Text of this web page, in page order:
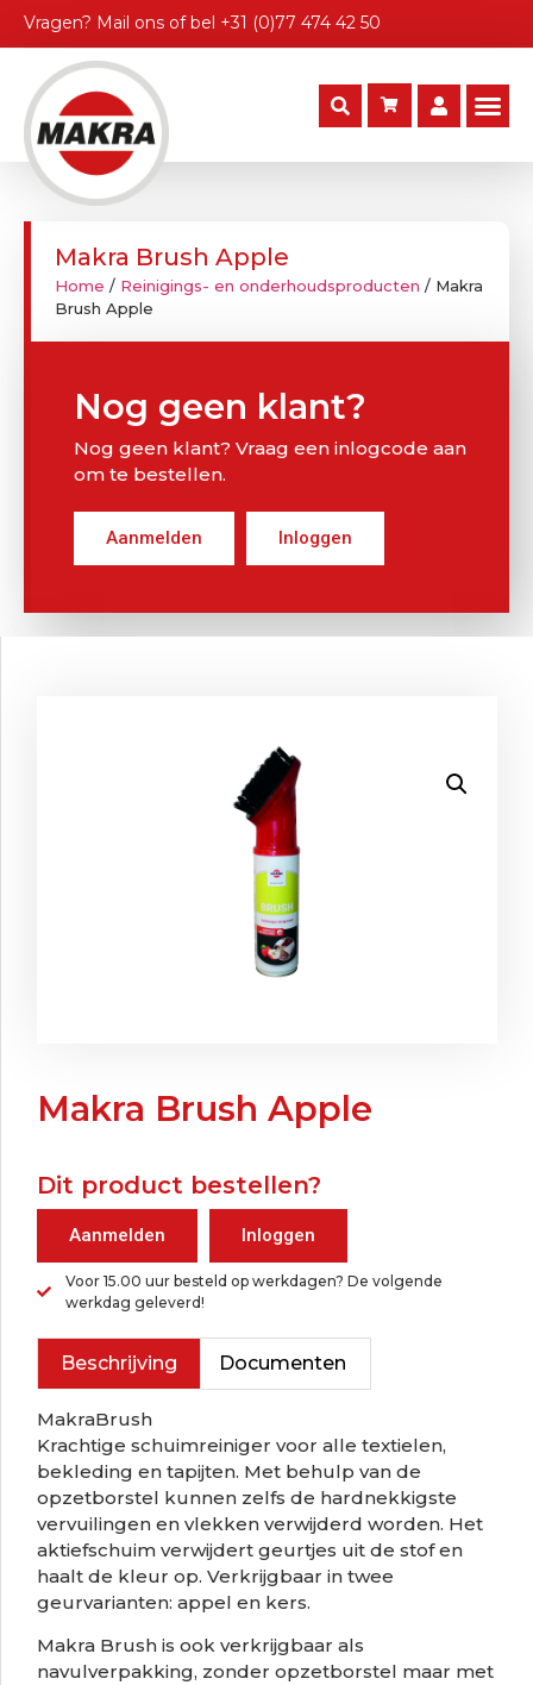
Vragen? Mail ons of bel +31 (0)77 474 42 50
Makra Brush Apple
Home / Reinigings- en onderhoudsproducten / Makra
Brush Apple
Nog geen klant?
Nog geen klant? Vraag een inlogcode aan
om te bestellen.
Aanmelden Inloggen
Makra Brush Apple
Dit product bestellen?
Aanmelden Inloggen
Voor 15.00 uur besteld op werkdagen? De volgende
werkdag geleverd!
Beschrijving Documenten
MakraBrush
Krachtige schuimreiniger voor alle textielen,
bekleding en tapijten. Met behulp van de
opzetborstel kunnen zelfs de hardnekkigste
vervuilingen en vlekken verwijderd worden. Het
aktiefschuim verwijdert geurtjes uit de stof en
haalt de kleur op. Verkrijgbaar in twee
geurvarianten: appel en kers.
Makra Brush is ook verkrijgbaar als
navulverpakking, zonder opzetborstel maar met